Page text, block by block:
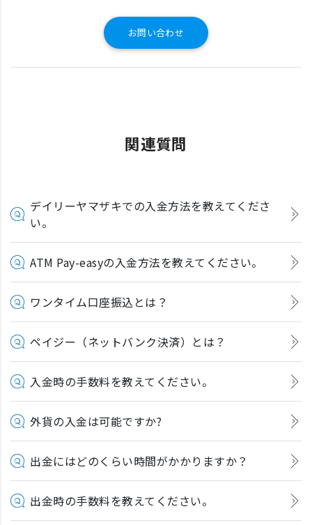
お問い合わせ
関連質問
デイリーヤマザキでの入金方法を教えてくださ
い。
ATM Pay-easyの入金方法を教えてください。
ワンタイム口座振込とは？
ペイジー（ネットバンク決済）とは？
入金時の手数料を教えてください。
外貨の入金は可能ですか?
出金にはどのくらい時間がかかりますか？
出金時の手数料を教えてください。